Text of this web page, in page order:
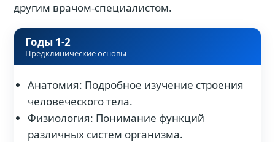
другим врачом-специалистом.
Годы 1-2
Предклинические основы
Анатомия: Подробное изучение строения
человеческого тела.
Физиология: Понимание функций
различных систем организма.